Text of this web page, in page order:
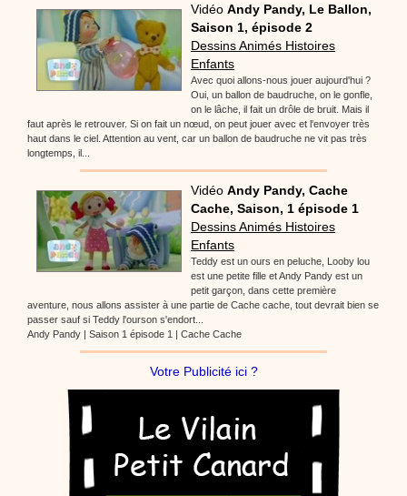
Vidéo Andy Pandy, Le Ballon,
Saison 1, épisode 2
Dessins Animés Histoires
Enfants
Avec quoi allons-nous jouer aujourd'hui ?
Oui, un ballon de baudruche, on le gonfle,
on le lâche, il fait un drôle de bruit. Mais il
faut après le retrouver. Si on fait un nœud, on peut jouer avec et l'envoyer très
haut dans le ciel. Attention au vent, car un ballon de baudruche ne vit pas très
longtemps, il...
Vidéo Andy Pandy, Cache
Cache, Saison, 1 épisode 1
Dessins Animés Histoires
Enfants
Teddy est un ours en peluche, Looby lou
est une petite fille et Andy Pandy est un
petit garçon, dans cette première
aventure, nous allons assister à une partie de Cache cache, tout devrait bien se
passer sauf si Teddy l'ourson s'endort...
Andy Pandy | Saison 1 épisode 1 | Cache Cache
Votre Publicité ici ?